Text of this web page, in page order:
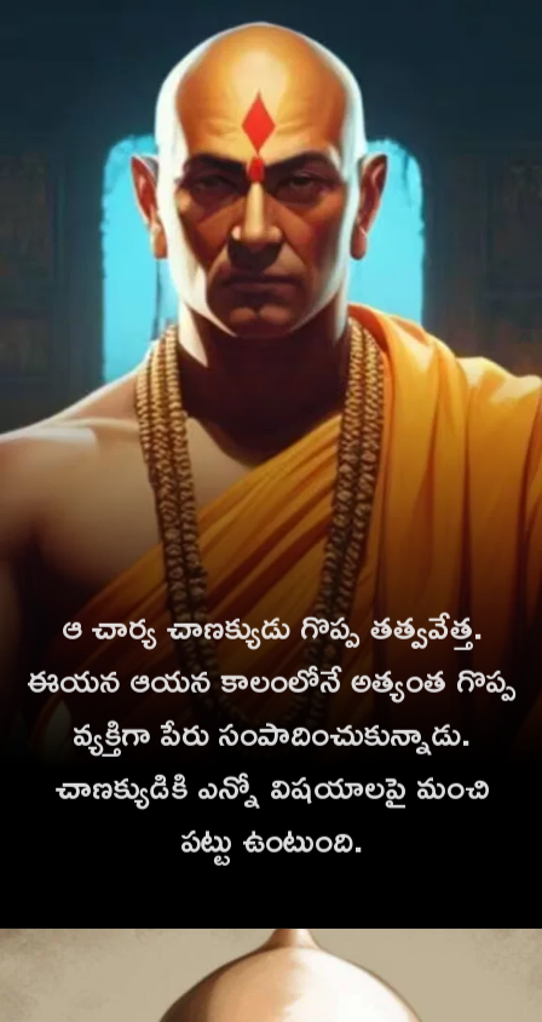
ఆ చార్య చాణక్యుడు గొప్ప తత్వవేత్త.
ఈయన ఆయన కాలంలోనే అత్యంత గొప్ప
వ్యక్తిగా పేరు సంపాదించుకున్నాడు.
చాణక్యుడికి ఎన్నో విషయాలపై మంచి
పట్టు ఉంటుంది.